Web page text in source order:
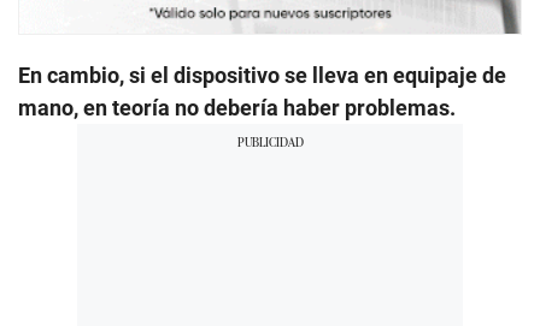
En cambio, si el dispositivo se lleva en equipaje de
mano, en teoría no debería haber problemas.